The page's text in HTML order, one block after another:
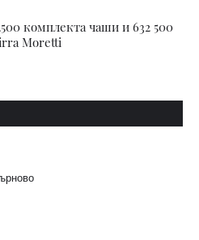
комплекта чаши и 632 500
Moretti